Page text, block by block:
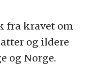
fra kravet om
og ildere
og Norge.